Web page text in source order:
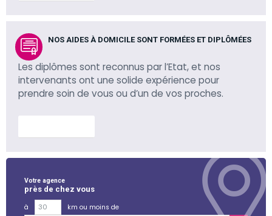
NOS AIDES À DOMICILE SONT FORMÉES ET DIPLÔMÉES
Les diplômes sont reconnus par l’Etat, et nos
intervenants ont une solide expérience pour
prendre soin de vous ou d’un de vos proches.
Votre agence
près de chez vous
à
km ou moins de